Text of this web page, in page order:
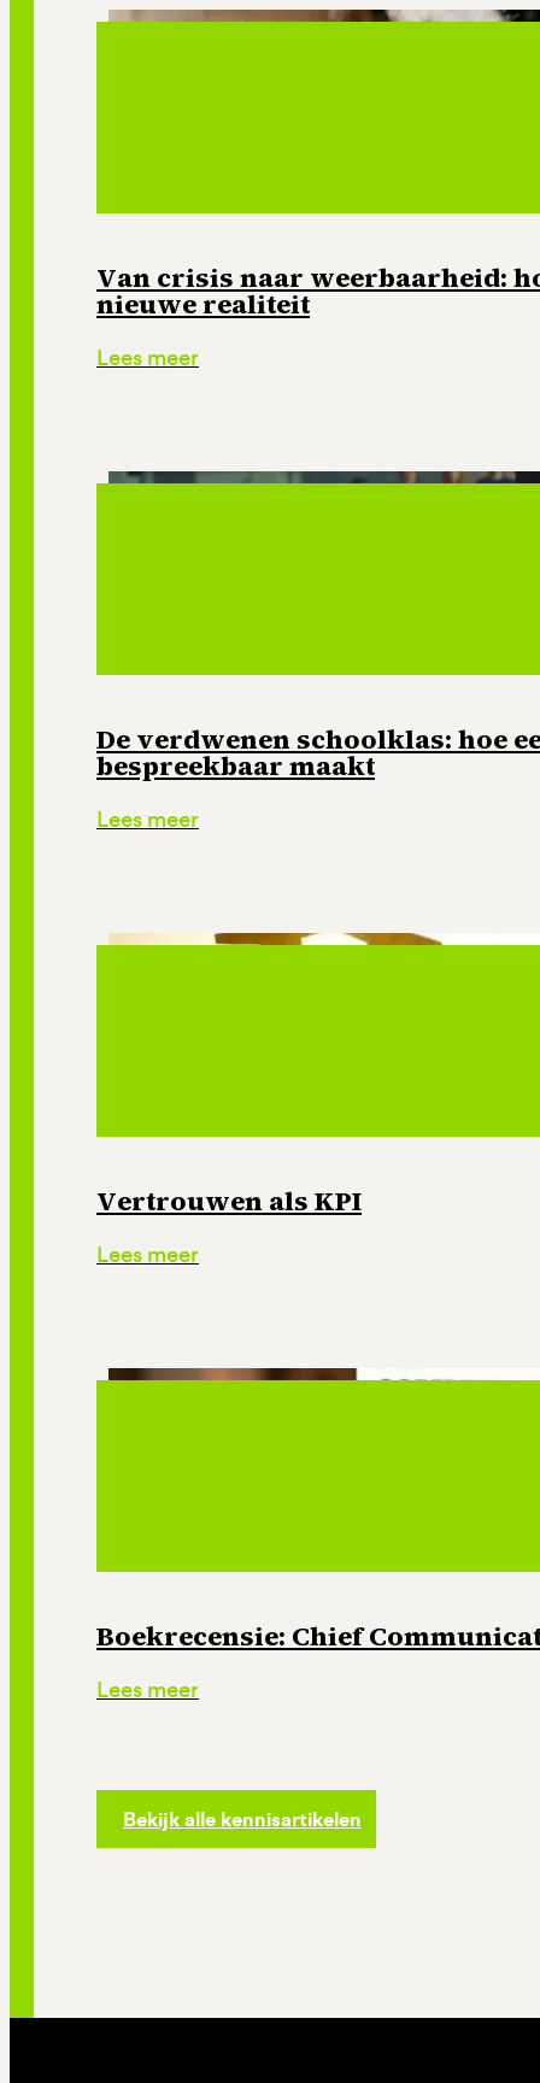
Van crisis naar weerbaarheid:
nieuwe realiteit
Lees meer
De verdwenen schoolklas: hoe
bespreekbaar maakt
Lees meer
Vertrouwen als KPI
Lees meer
Boekrecensie: Chief
Lees meer
Bekijk alle kennisartikelen